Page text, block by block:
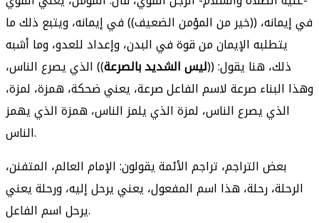
في إيمانه، ((خير من المؤمن الضعيف)) في إيمانه، ويتبع ذلك ما
يتطلبه الإيمان من قوة في البدن، وإعداد للعدو، وما أشبه
ذلك، هنا يقول: ((ليس الشديد بالصرعة)) الذي يصرع الناس،
وهذا البناء صرعة لاسم الفاعل صرعة، يعني ضحكة، همزة، لمزة،
الذي يصرع الناس، لمزة الذي يلمز الناس، همزة الذي يهمز
الناس.
بعض التراجم، تراجم الأئمة يقولون: الإمام العالم، المتفنن،
الرحلة، رحلة، هذا اسم المفعول، يعني يرحل إليه، ورحلة يعني
يرحل اسم الفاعل.